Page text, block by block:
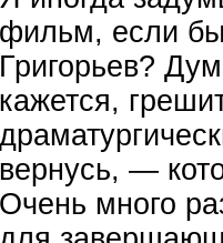
фильм, если бы
Григорьев?
кажется,
вернусь, —
Очень много